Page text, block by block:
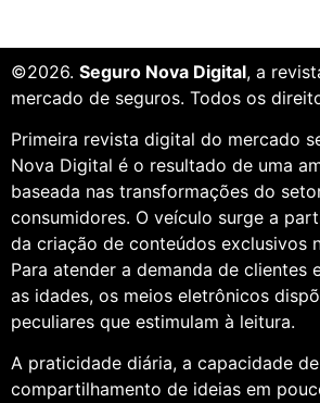
©2026. Seguro Nova Digital, a
mercado de seguros. Todos os
Primeira revista digital do mercado
Nova Digital é o resultado de uma
baseada nas transformações do
consumidores. O veículo surge a
da criação de conteúdos exclusivos
Para atender a demanda de clientes
as idades, os meios eletrônicos
peculiares que estimulam à leitura.
A praticidade diária, a capacidade
compartilhamento de ideias em